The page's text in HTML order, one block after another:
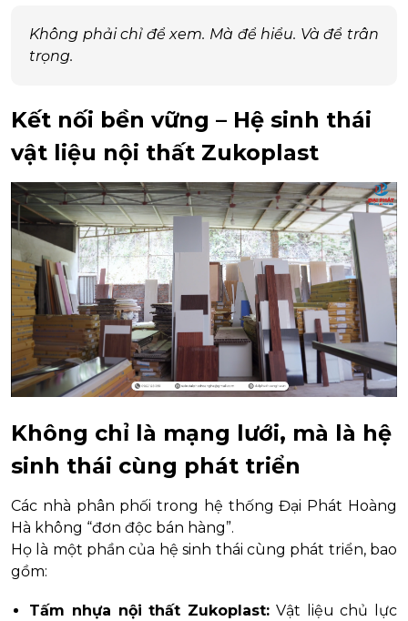
Không phải chỉ để xem. Mà để hiểu. Và để trân
trọng.
Kết nối bền vững – Hệ sinh thái
vật liệu nội thất Zukoplast
Không chỉ là mạng lưới, mà là hệ
sinh thái cùng phát triển
Các nhà phân phối trong hệ thống Đại Phát Hoàng
Hà không “đơn độc bán hàng”.
Họ là một phần của hệ sinh thái cùng phát triển, bao
gồm:
Tấm nhựa nội thất Zukoplast: Vật liệu chủ lực